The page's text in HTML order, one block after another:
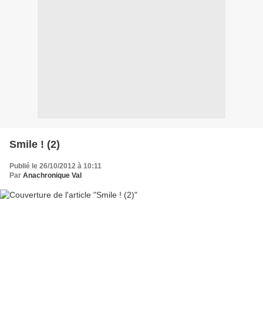
Smile ! (2)
Publié le 26/10/2012 à 10:11
Par Anachronique Val